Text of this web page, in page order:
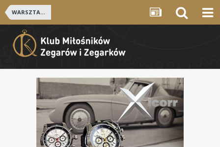
WARSZTATY ZEGARMISTRZOWSKIE